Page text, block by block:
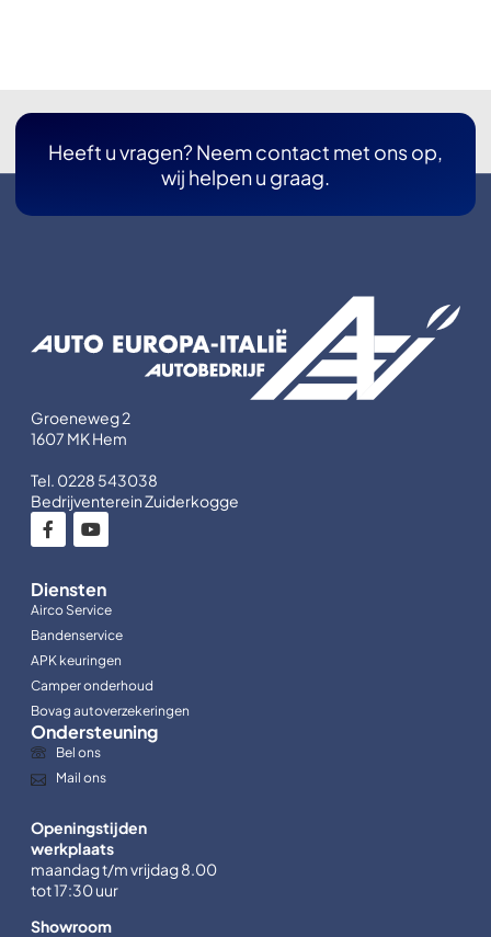
Heeft u vragen? Neem contact met ons op,
wij helpen u graag.
Groeneweg 2
1607 MK Hem
Tel. 0228 543038
Bedrijventerein Zuiderkogge
Diensten
Airco Service
Bandenservice
APK keuringen
Camper onderhoud
Bovag autoverzekeringen
Ondersteuning
Bel ons
Mail ons
Openingstijden
werkplaats
maandag t/m vrijdag 8.00
tot 17:30 uur
Showroom